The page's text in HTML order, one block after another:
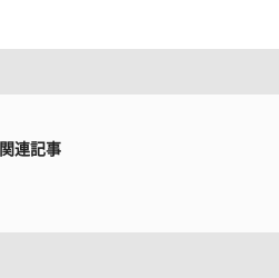
関連記事